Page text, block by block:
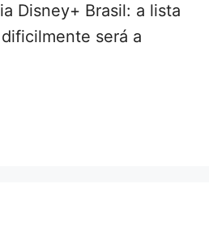
Disney+ Brasil: a lista
será a